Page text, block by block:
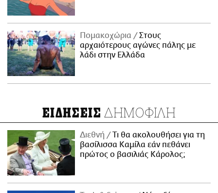
Πομακοχώρια
Στους
αρχαιότερους αγώνες πάλης με
λάδι στην Ελλάδα
ΕΙΔΗΣΕΙΣ ΔΗΜΟΦΙΛΗ
Διεθνή
Τι θα ακολουθήσει για τη
βασίλισσα Καμίλα εάν πεθάνει
πρώτος ο βασιλιάς Κάρολος;